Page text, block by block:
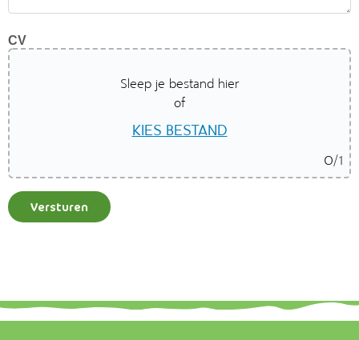
CV
Sleep je bestand hier
of
KIES BESTAND
0/1
Versturen